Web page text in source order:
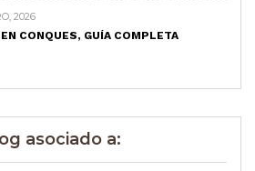
2026
EN CONQUES, GUÍA COMPLETA
asociado a: